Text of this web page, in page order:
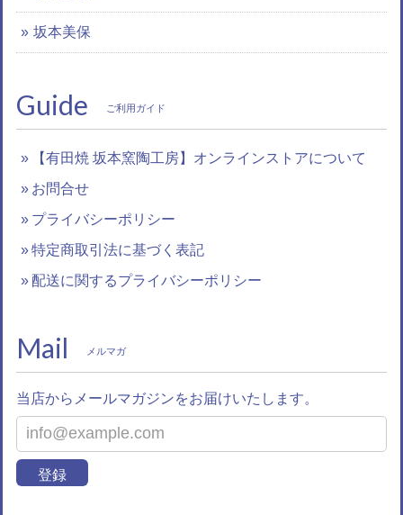
坂本美保
Guide ご利用ガイド
【有田焼 坂本窯陶工房】オンラインストアについて
お問合せ
プライバシーポリシー
特定商取引法に基づく表記
配送に関するプライバシーポリシー
Mail メルマガ
当店からメールマガジンをお届けいたします。
登録